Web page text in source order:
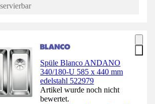
Spüle Blanco ANDANO
340/180-U 585 x 440 mm
edelstahl 522979
Artikel wurde noch nicht
bewertet.